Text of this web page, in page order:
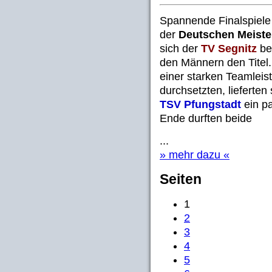
Spannende
der Deutschen
sich der TV Segnitz
den Männern den
einer starken
durchsetzten, lieferten
TSV Pfungstadt ein
Ende durften beide
...
» mehr dazu «
Seiten
1
2
3
4
5